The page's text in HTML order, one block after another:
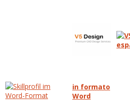
in formato
Word